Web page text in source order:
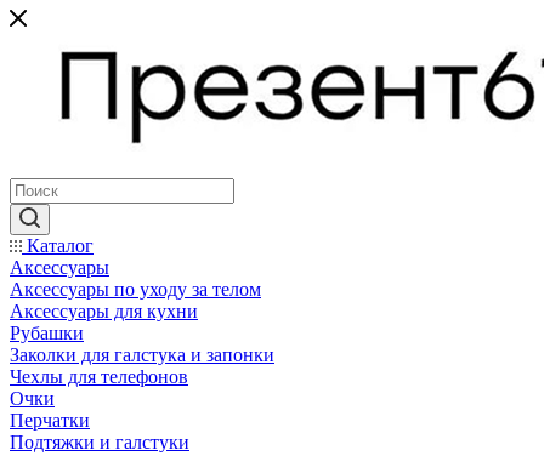
Каталог
Аксессуары
Аксессуары по уходу за телом
Аксессуары для кухни
Рубашки
Заколки для галстука и запонки
Чехлы для телефонов
Очки
Перчатки
Подтяжки и галстуки